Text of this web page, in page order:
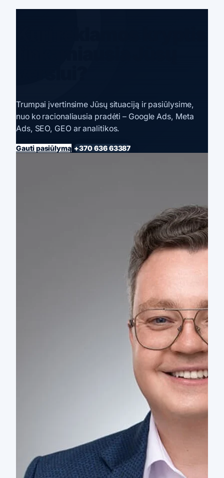
Trumpai įvertinsime Jūsų situaciją ir pasiūlysime,
nuo ko racionaliausia pradėti – Google Ads, Meta
Ads, SEO, GEO ar analitikos.
Gauti pasiūlymą +370 636 63387